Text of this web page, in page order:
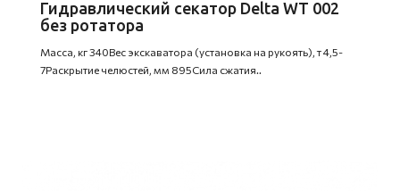
Гидравлический секатор Delta WT 002
без ротатора
Масса, кг 340Вес экскаватора (установка на рукоять), т 4,5-
7Раскрытие челюстей, мм 895Сила сжатия..